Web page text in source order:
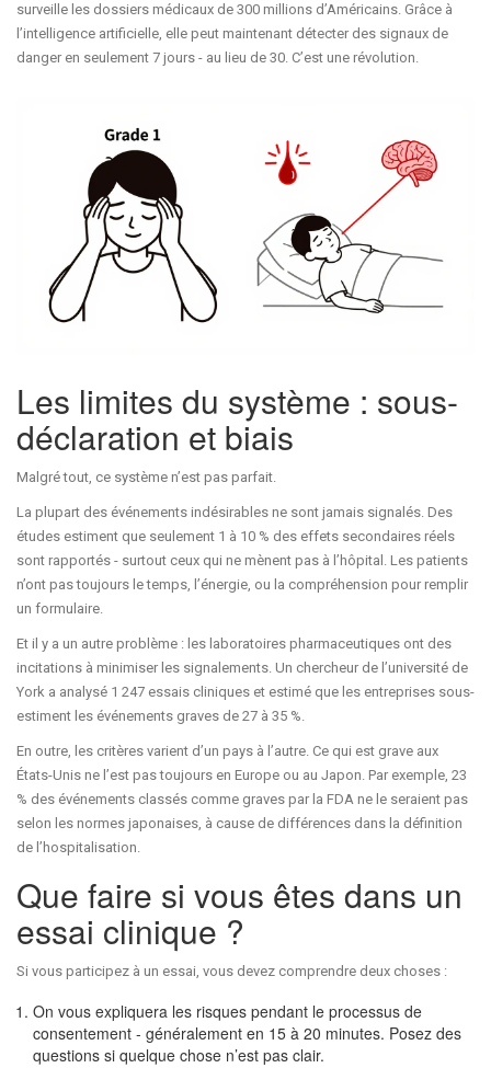
surveille les dossiers médicaux de 300 millions d’Américains. Grâce à
l’intelligence artificielle, elle peut maintenant détecter des signaux de
danger en seulement 7 jours - au lieu de 30. C’est une révolution.
Les limites du système : sous-
déclaration et biais
Malgré tout, ce système n’est pas parfait.
La plupart des événements indésirables ne sont jamais signalés. Des
études estiment que seulement 1 à 10 % des effets secondaires réels
sont rapportés - surtout ceux qui ne mènent pas à l’hôpital. Les patients
n’ont pas toujours le temps, l’énergie, ou la compréhension pour remplir
un formulaire.
Et il y a un autre problème : les laboratoires pharmaceutiques ont des
incitations à minimiser les signalements. Un chercheur de l’université de
York a analysé 1 247 essais cliniques et estimé que les entreprises sous-
estiment les événements graves de 27 à 35 %.
En outre, les critères varient d’un pays à l’autre. Ce qui est grave aux
États-Unis ne l’est pas toujours en Europe ou au Japon. Par exemple, 23
% des événements classés comme graves par la FDA ne le seraient pas
selon les normes japonaises, à cause de différences dans la définition
de l’hospitalisation.
Que faire si vous êtes dans un
essai clinique ?
Si vous participez à un essai, vous devez comprendre deux choses :
On vous expliquera les risques pendant le processus de
consentement - généralement en 15 à 20 minutes. Posez des
questions si quelque chose n’est pas clair.